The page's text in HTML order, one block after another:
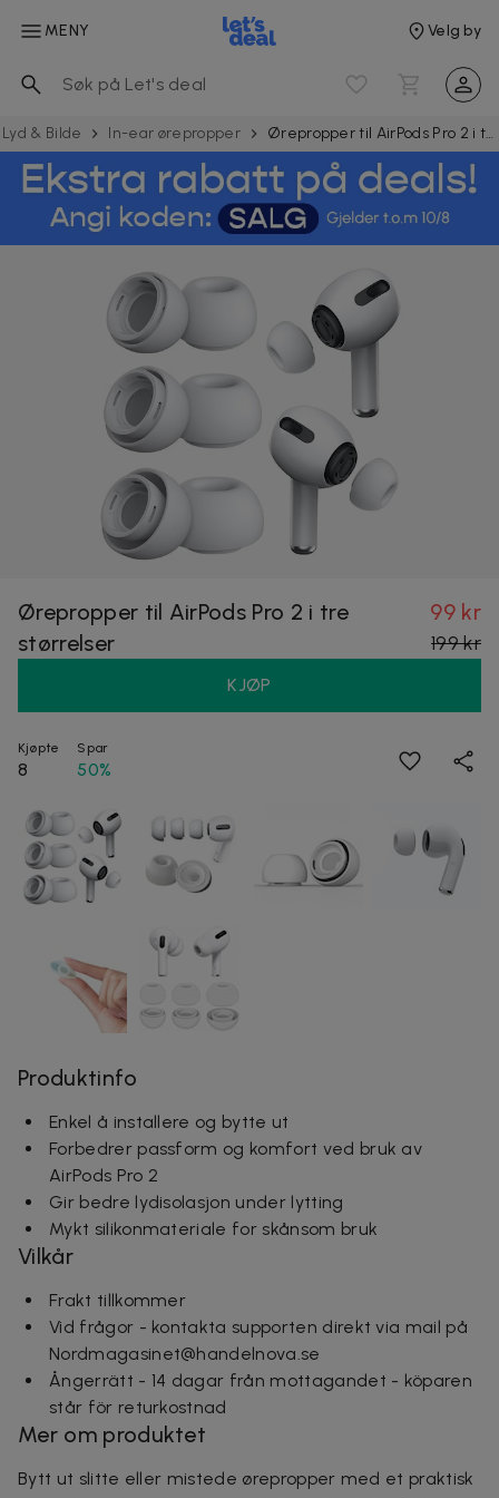
MENY Velg by
Lyd & Bilde In-ear ørepropper Ørepropper til AirPods Pro 2 i tre størrelser
Ørepropper til AirPods Pro 2 i tre
størrelser
99 kr
199 kr
KJØP
Kjøpte
8
Spar
50%
Produktinfo
Enkel å installere og bytte ut
Forbedrer passform og komfort ved bruk av
AirPods Pro 2
Gir bedre lydisolasjon under lytting
Mykt silikonmateriale for skånsom bruk
Vilkår
Frakt tillkommer
Vid frågor - kontakta supporten direkt via mail på
Nordmagasinet@handelnova.se
Ångerrätt - 14 dagar från mottagandet - köparen
står för returkostnad
Mer om produktet
Bytt ut slitte eller mistede ørepropper med et praktisk